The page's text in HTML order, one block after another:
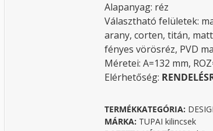
Alapanyag: réz
Választható felületek:
arany, corten, titán,
fényes vörösréz, PVD
Méretei: A=132 mm,
Elérhetőség:
TERMÉKKATEGÓRIA:
MÁRKA: TUPAI kilincsek